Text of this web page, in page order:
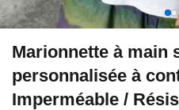
Marionnette à main
personnalisée à
Imperméable /